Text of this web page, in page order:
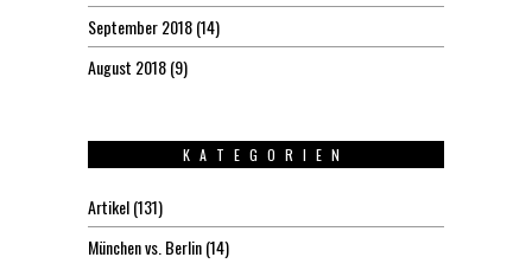
September 2018(14)
August 2018(9)
KATEGORIEN
Artikel(131)
München vs. Berlin(14)